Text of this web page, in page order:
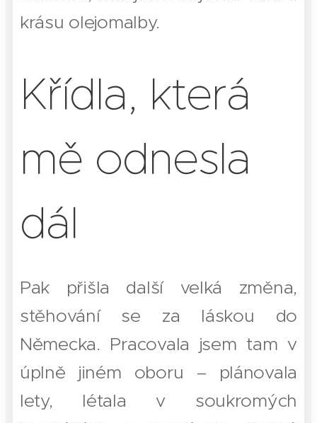
krásu olejomalby.
Křídla, která
mě odnesla
dál
Pak přišla další velká změna,
stěhování se za láskou do
Německa. Pracovala jsem tam v
úplně jiném oboru – plánovala
lety, létala v soukromých